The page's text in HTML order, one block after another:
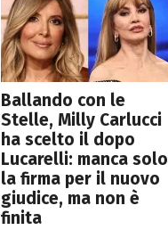
Ballando con le
Stelle, Milly Carlucci
ha scelto il dopo
Lucarelli: manca solo
la firma per il nuovo
giudice, ma non è
finita